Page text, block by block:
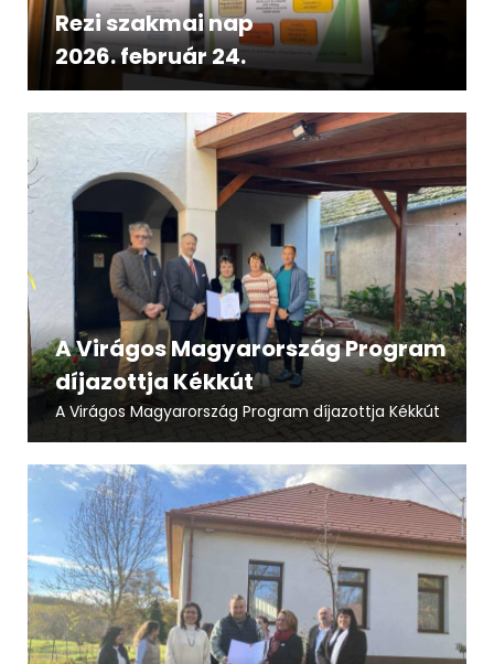
Rezi szakmai nap
2026. február 24.
A Virágos Magyarország Program
díjazottja Kékkút
A Virágos Magyarország Program díjazottja Kékkút